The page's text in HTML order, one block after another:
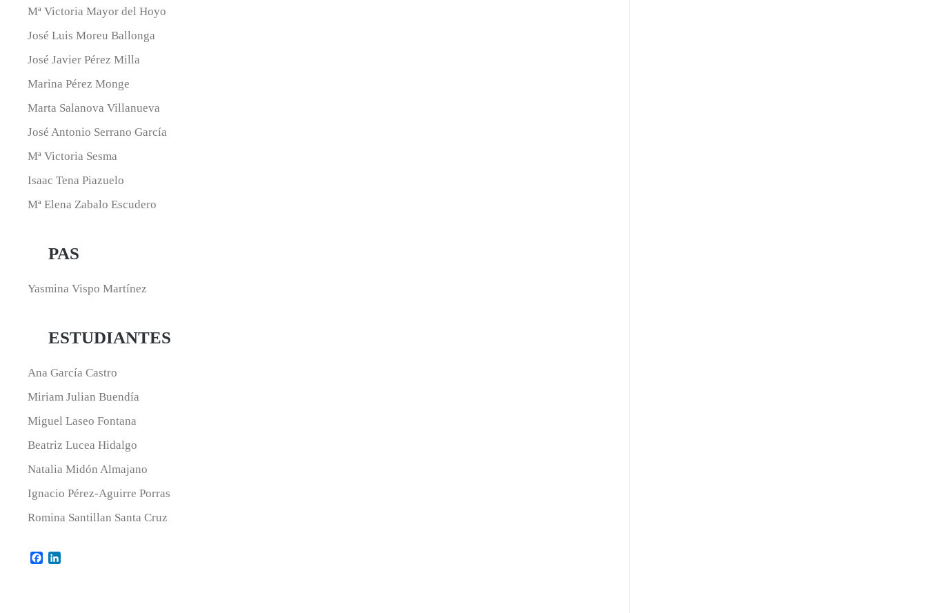
Mª Victoria Mayor del Hoyo
José Luis Moreu Ballonga
José Javier Pérez Milla
Marina Pérez Monge
Marta Salanova Villanueva
José Antonio Serrano García
Mª Victoria Sesma
Isaac Tena Piazuelo
Mª Elena Zabalo Escudero
PAS
Yasmina Vispo Martínez
ESTUDIANTES
Ana García Castro
Miriam Julian Buendía
Miguel Laseo Fontana
Beatriz Lucea Hidalgo
Natalia Midón Almajano
Ignacio Pérez-Aguirre Porras
Romina Santillan Santa Cruz
Facebook